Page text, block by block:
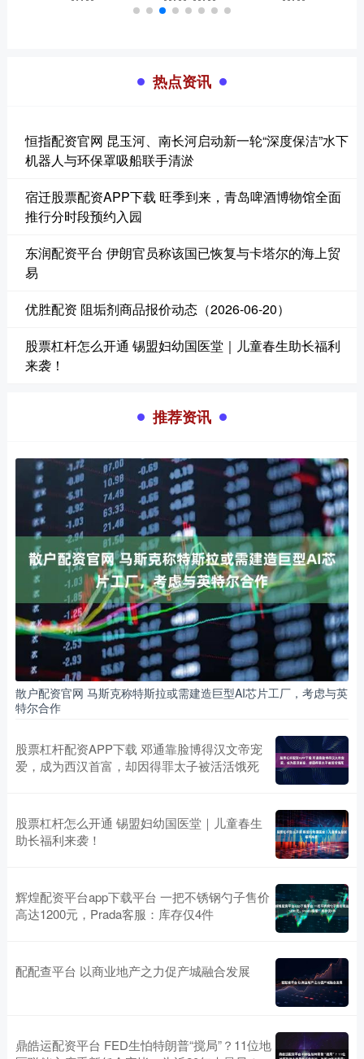
热点资讯
恒指配资官网 昆玉河、南长河启动新一轮“深度保洁”水下
机器人与环保罩吸船联手清淤
宿迁股票配资APP下载 旺季到来，青岛啤酒博物馆全面
推行分时段预约入园
东润配资平台 伊朗官员称该国已恢复与卡塔尔的海上贸
易
优胜配资 阻垢剂商品报价动态（2026-06-20）
股票杠杆怎么开通 锡盟妇幼国医堂｜儿童春生助长福利
来袭！
推荐资讯
散户配资官网 马斯克称特斯拉或需建造巨型AI芯片工厂，考虑与英
特尔合作
股票杠杆配资APP下载 邓通靠脸博得汉文帝宠
爱，成为西汉首富，却因得罪太子被活活饿死
股票杠杆怎么开通 锡盟妇幼国医堂｜儿童春生
助长福利来袭！
辉煌配资平台app下载平台 一把不锈钢勺子售价
高达1200元，Prada客服：库存仅4件
配配查平台 以商业地产之力促产城融合发展
鼎皓运配资平台 FED生怕特朗普“搅局”？11位地